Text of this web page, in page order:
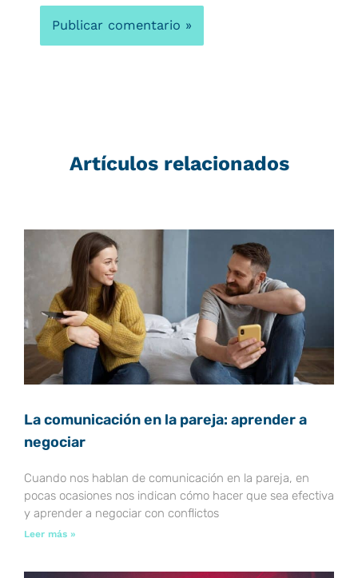
Artículos relacionados
La comunicación en la pareja: aprender a
negociar
Cuando nos hablan de comunicación en la pareja, en
pocas ocasiones nos indican cómo hacer que sea efectiva
y aprender a negociar con conflictos
Leer más »